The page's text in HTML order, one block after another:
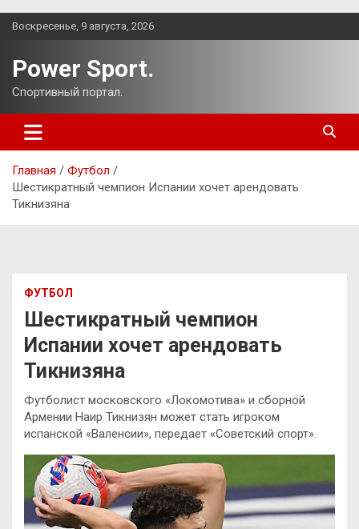
Перейти
Воскресенье, 9 августа, 2026
Power Sport.
Спортивный портал.
Главная
Футбол
Шестикратный чемпион Испании хочет арендовать
Тикнизяна
ФУТБОЛ
Шестикратный чемпион
Испании хочет арендовать
Тикнизяна
Футболист московского «Локомотива» и сборной
Армении Наир Тикнизян может стать игроком
испанской «Валенсии», передает «Советский спорт».